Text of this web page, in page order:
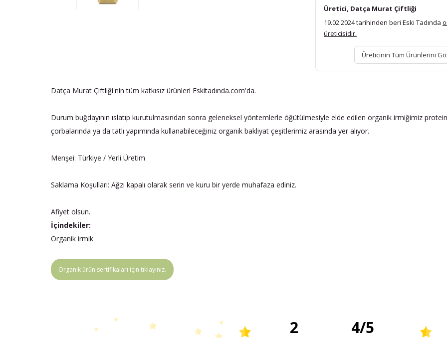
Üretici, Datça Murat Çiftliği
19.02.2024 tarihinden beri Eski Tadında
üreticisidir.
Üreticinin Tüm Ürünlerini
Datça Murat Çiftliği'nin tüm katkısız ürünleri Eskitadında.com'da.
Durum buğdayının ıslatıp kurutulmasından sonra geleneksel yöntemlerle öğütülmesiyle elde edilen organik irmiğimiz protein
çorbalarında ya da tatlı yapımında kullanabileceğiniz organik bakliyat çeşitlerimiz arasında yer alıyor.
Menşei: Türkiye / Yerli Üretim
Saklama Koşulları: Ağzı kapalı olarak serin ve kuru bir yerde muhafaza ediniz.
Afiyet olsun.
İçindekiler:
Organik irmik
Organik ürün sertifikaları için tıklayınız.
2 4/5